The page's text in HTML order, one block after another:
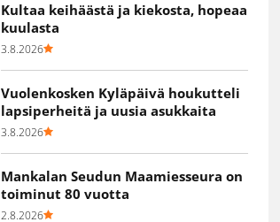
Kultaa keihäästä ja kiekosta, hopeaa
kuulasta
3.8.2026
Vuolenkosken Kyläpäivä houkutteli
lapsiperheitä ja uusia asukkaita
3.8.2026
Mankalan Seudun Maamiesseura on
toiminut 80 vuotta
2.8.2026